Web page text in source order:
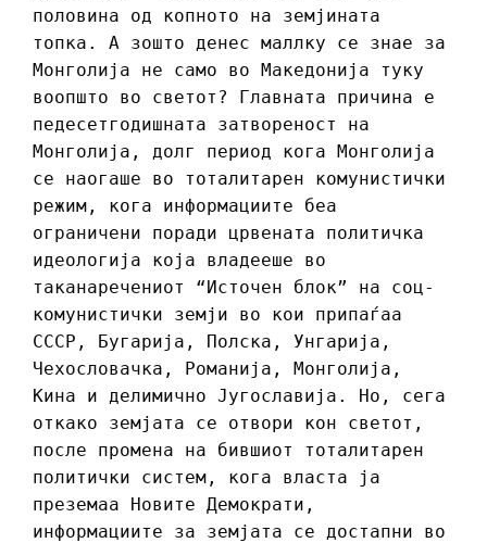
половина од копното на земјината
топка. А зошто денес маллку се знае за
Монголија не само во Македонија туку
воопшто во светот? Главната причина е
педесетгодишната затвореност на
Монголија, долг период кога Монголија
се наогаше во тоталитарен комунистички
режим, кога информациите беа
ограничени поради црвената политичка
идеологија која владееше во
таканаречениот “Источен блок” на соц-
комунистички земји во кои припаѓаа
СССР, Бугарија, Полска, Унгарија,
Чехословачка, Романија, Монголија,
Кина и делимично Југославија. Но, сега
откако земјата се отвори кон светот,
после промена на бившиот тоталитарен
политички систем, кога власта ја
преземаа Новите Демократи,
информациите за земјата се достапни во